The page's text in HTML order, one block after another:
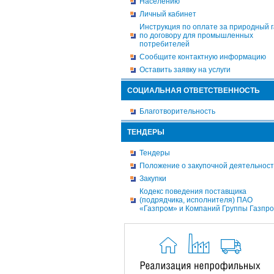
Личный кабинет
Инструкция по оплате за природный
по договору для промышленных
потребителей
Сообщите контактную информацию
Оставить заявку на услуги
СОЦИАЛЬНАЯ ОТВЕТСТВЕННОСТЬ
Благотворительность
ТЕНДЕРЫ
Тендеры
Положение о закупочной
Закупки
Кодекс поведения поставщика
(подрядчика, исполнителя) ПАО
«Газпром» и Компаний Группы